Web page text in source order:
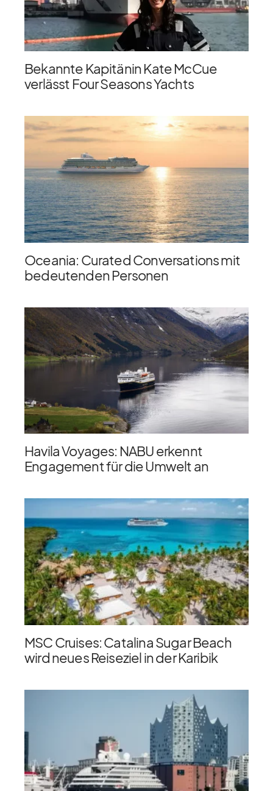
Bekannte Kapitänin Kate McCue
verlässt Four Seasons Yachts
Oceania: Curated Conversations mit
bedeutenden Personen
Havila Voyages: NABU erkennt
Engagement für die Umwelt an
MSC Cruises: Catalina Sugar Beach
wird neues Reiseziel in der Karibik